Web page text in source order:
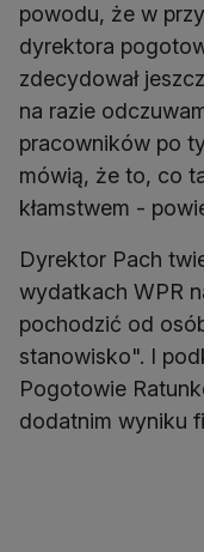
powodu, że w
dyrektora
zdecydował
na razie
pracowników po
mówią, że to, co
kłamstwem -
Dyrektor Pach
wydatkach WPR
pochodzić od
stanowisko". I
Pogotowie
dodatnim wyniku